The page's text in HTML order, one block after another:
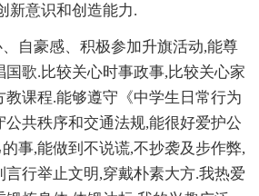
新意识和创造能力.
自豪感、积极参加升旗活动,能尊
国歌.比较关心时事政事,比较关心家
教课程.能够遵守《中学生日常行为
公共秩序和交通法规,能很好爱护公
事,能做到不说谎,不抄袭及步作弊,
言行举止文明,穿戴朴素大方.我热爱